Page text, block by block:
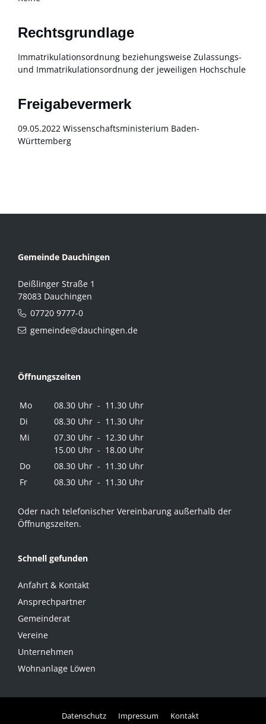
Rechtsgrundlage
Immatrikulationsordnung beziehungsweise Zulassungs-
und Immatrikulationsordnung der jeweiligen Hochschule
Freigabevermerk
09.05.2022 Wissenschaftsministerium Baden-
Württemberg
Gemeinde Dauchingen
Deißlinger Straße 1
78083 Dauchingen
07720 9777-0
gemeinde@dauchingen.de
Öffnungszeiten
Mo
08.30 Uhr - 11.30 Uhr
Di
08.30 Uhr - 11.30 Uhr
Mi
07.30 Uhr - 12.30 Uhr
15.00 Uhr - 18.00 Uhr
Do
08.30 Uhr - 11.30 Uhr
Fr
08.30 Uhr - 11.30 Uhr
Oder nach telefonischer Vereinbarung außerhalb der
Öffnungszeiten.
Schnell gefunden
Anfahrt & Kontakt
Ansprechpartner
Gemeinderat
Vereine
Unternehmen
Wohnanlage Löwen
Datenschutz Impressum Kontakt